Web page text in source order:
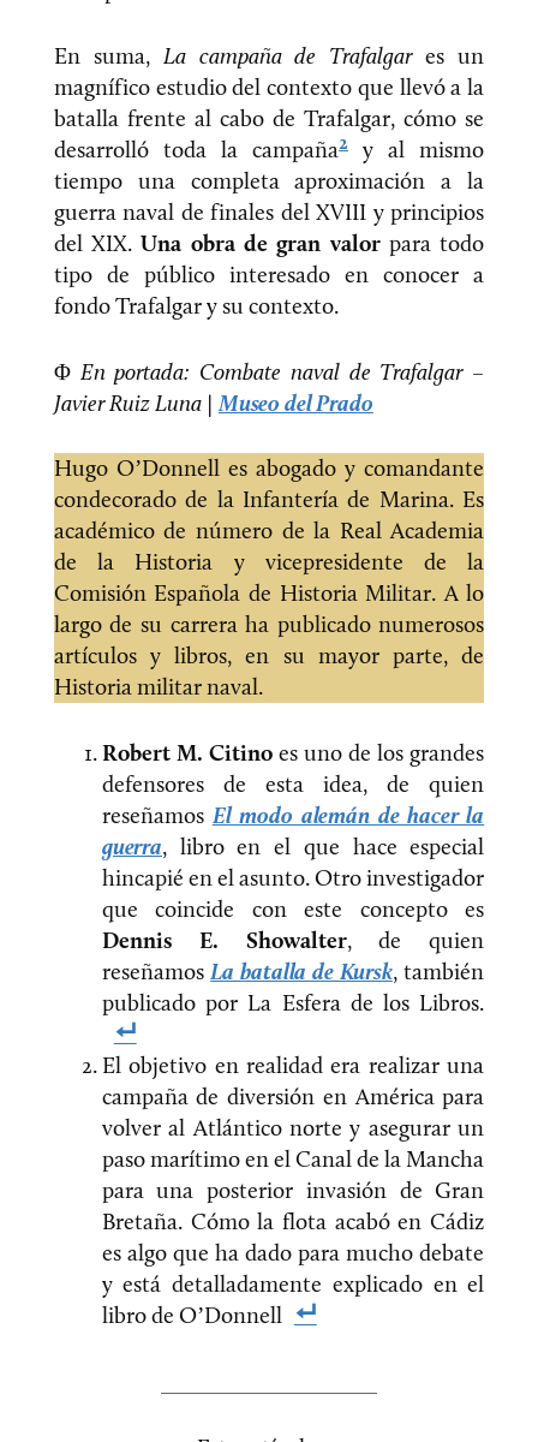
En suma, La campaña de Trafalgares un
magnífico estudio del contexto que llevó a la
batalla frente al cabo de Trafalgar, cómo se
desarrolló toda la campaña2y al mismo
tiempo una completa aproximación a la
guerra naval de finales del XVIII y principios
del XIX.Una obra de gran valorpara todo
tipo de público interesado en conocer a
fondo Trafalgar y su contexto.
Φ En portada: Combate naval de Trafalgar –
Javier Ruiz Luna | Museo del Prado
Hugo O’Donnell es abogado y comandante
condecorado de la Infantería de Marina. Es
académico de número de la Real Academia
de la Historia y vicepresidente de la
Comisión Española de Historia Militar. A lo
largo de su carrera ha publicado numerosos
artículos y libros, en su mayor parte, de
Historia militar naval.
Robert M. Citinoes uno de los grandes
defensores de esta idea, de quien
reseñamos El modo alemán de hacer la
guerra, libro en el que hace especial
hincapié en el asunto. Otro investigador
que coincide con este concepto es
Dennis E. Showalter, de quien
reseñamos La batalla de Kursk, también
publicado por La Esfera de los Libros.
El objetivo en realidad era realizar una
campaña de diversión en América para
volver al Atlántico norte y asegurar un
paso marítimo en el Canal de la Mancha
para una posterior invasión de Gran
Bretaña. Cómo la flota acabó en Cádiz
es algo que ha dado para mucho debate
y está detalladamente explicado en el
libro de O’Donnell